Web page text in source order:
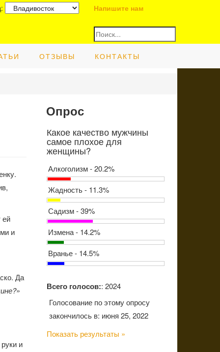
Напишите нам
ОТЗЫВЫ КОНТАКТЫ
ей
и
Да
»
и
Опрос
Какое качество мужчины
самое плохое для
женщины?
Алкоголизм - 20.2%
Жадность - 11.3%
Садизм - 39%
Измена - 14.2%
Вранье - 14.5%
Всего голосов:: 2024
Голосование по этому опросу
закончилось в: июня 25, 2022
Показать результаты »